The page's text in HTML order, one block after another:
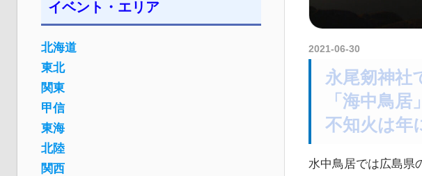
2021-06-30
永尾剱神社
「海中鳥居
不知火は年
水中鳥居では広島県
イベント・エリア
北海道
東北
関東
甲信
東海
北陸
関西